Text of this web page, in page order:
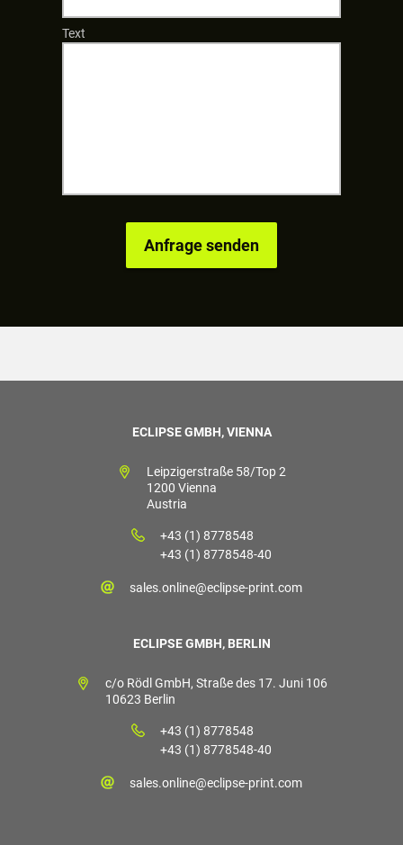
Text
ECLIPSE GMBH, VIENNA
Leipzigerstraße 58/Top 2
1200 Vienna
Austria
+43 (1) 8778548
+43 (1) 8778548-40
sales.online@eclipse-print.com
ECLIPSE GMBH, BERLIN
c/o Rödl GmbH, Straße des 17. Juni 106
10623 Berlin
+43 (1) 8778548
+43 (1) 8778548-40
sales.online@eclipse-print.com